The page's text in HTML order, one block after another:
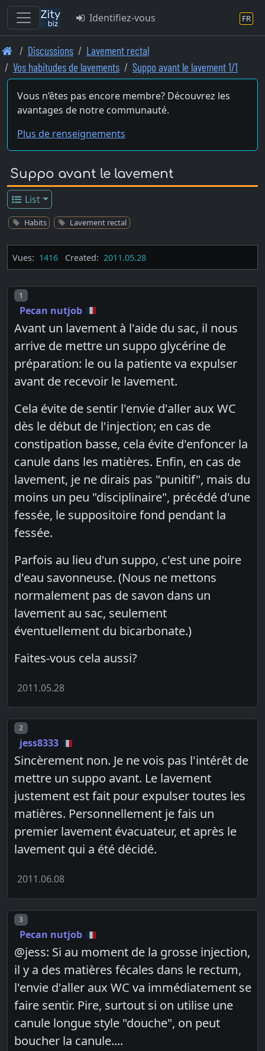
Skip
to
main
content
Identifiez-vous FR
Discussions
Lavement rectal
Vos habitudes de lavements
Suppo avant le lavement 1/1
Vous n’êtes pas encore membre? Découvrez les
avantages de notre communauté.
Plus de renseignements
Suppo avant le lavement
List
Habits Lavement rectal
Vues: 1416 Created: 2011.05.28
Post number
1
Pecan nutjob
Avant un lavement à l'aide du sac, il nous
arrive de mettre un suppo glycérine de
préparation: le ou la patiente va expulser
avant de recevoir le lavement.
Cela évite de sentir l'envie d'aller aux WC
dès le début de l'injection; en cas de
constipation basse, cela évite d'enfoncer la
canule dans les matières. Enfin, en cas de
lavement, je ne dirais pas "punitif", mais du
moins un peu "disciplinaire", précédé d'une
fessée, le suppositoire fond pendant la
fessée.
Parfois au lieu d'un suppo, c'est une poire
d'eau savonneuse. (Nous ne mettons
normalement pas de savon dans un
lavement au sac, seulement
éventuellement du bicarbonate.)
Faites-vous cela aussi?
2011.05.28
Post number
2
jess8333
Sincèrement non. Je ne vois pas l'intérêt de
mettre un suppo avant. Le lavement
justement est fait pour expulser toutes les
matières. Personnellement je fais un
premier lavement évacuateur, et après le
lavement qui a été décidé.
2011.06.08
Post number
3
Pecan nutjob
@jess: Si au moment de la grosse injection,
il y a des matières fécales dans le rectum,
l'envie d'aller aux WC va immédiatement se
faire sentir. Pire, surtout si on utilise une
canule longue style "douche", on peut
boucher la canule....